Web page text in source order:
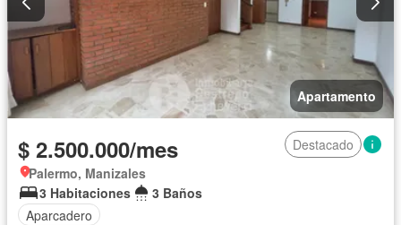
Apartamento
$ 2.500.000/mes
Destacado
Palermo, Manizales
3 Habitaciones
3 Baños
Aparcadero